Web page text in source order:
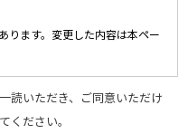
ります。変更した内容は本ペー
読いただき、ご同意いただけ
ください。